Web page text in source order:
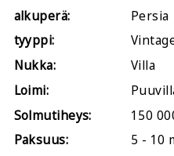
alkuperä:
Persia
tyyppi:
Nukka:
Villa
Loimi:
Solmutiheys:
150
Paksuus:
5 - 10